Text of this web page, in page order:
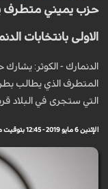
حزب يميني متطرف
الاولى بانتخابات
الدنمارك - الكوثر:
المتطرف الذي يطالب
التي ستجرى في البلاد
الإثنين 6 مايو 2019 - 12:45 بتوقيت مكة